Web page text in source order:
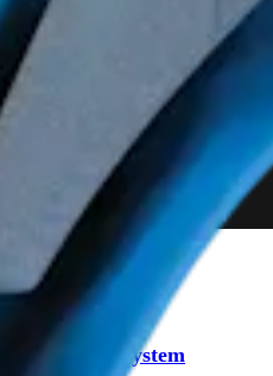
System